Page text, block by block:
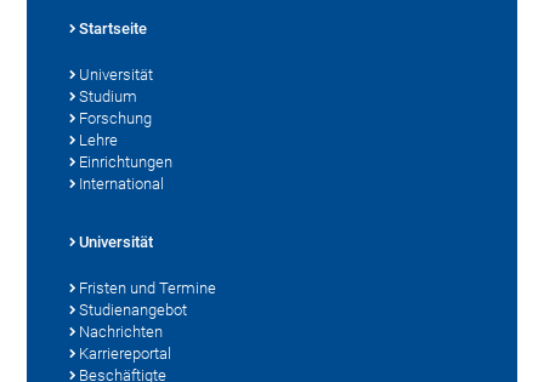
Startseite
Universität
Studium
Forschung
Lehre
Einrichtungen
International
Universität
Fristen und Termine
Studienangebot
Nachrichten
Karriereportal
Beschäftigte